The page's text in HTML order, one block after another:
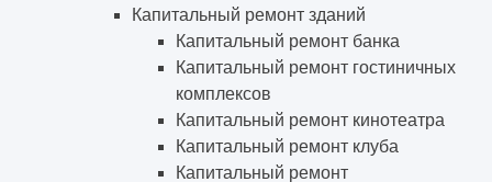
Капитальный ремонт зданий
Капитальный ремонт банка
Капитальный ремонт гостиничных
комплексов
Капитальный ремонт кинотеатра
Капитальный ремонт клуба
Капитальный ремонт